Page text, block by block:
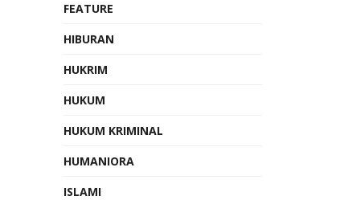
FEATURE
HIBURAN
HUKRIM
HUKUM
HUKUM KRIMINAL
HUMANIORA
ISLAMI